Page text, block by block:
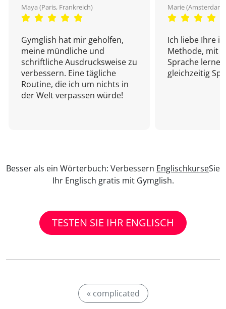
Maya (Paris, Frankreich)
Gymglish hat mir geholfen,
meine mündliche und
schriftliche Ausdrucksweise zu
verbessern. Eine tägliche
Routine, die ich um nichts in
der Welt verpassen würde!
Marie
Ich liebe Ihre
Methode, mit
Sprache
gleichzeitig
Besser als ein Wörterbuch: Verbessern EnglischkurseSie
Ihr Englisch gratis mit Gymglish.
TESTEN SIE IHR ENGLISCH
« complicated